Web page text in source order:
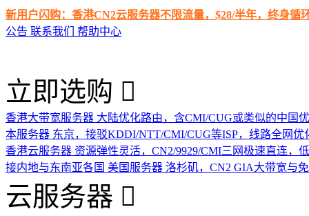
新用户闪购：香港CN2云服务器不限流量，$28/半年，终身循
公告 联系我们 帮助中心
立即选购
香港大带宽服务器 大陆优化路由，含CMI/CUG或类似的中国
本服务器 东京，接驳KDDI/NTT/CMI/CUG等ISP，线路全网优
香港云服务器 资源弹性灵活，CN2/9929/CMI三网极速直连，
接内地与东南亚各国 美国服务器 洛杉矶，CN2 GIA大带宽与
云服务器